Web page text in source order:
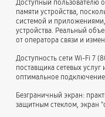
Доступный пользователю
памяти устройства,
системой и
устройства. Реальный
от оператора связи и
Доступность сети Wi-Fi 7
поставщика сетевых услуг
оптимальное
Безграничный экран:
защитным стеклом, экран